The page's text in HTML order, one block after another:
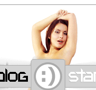
———————————